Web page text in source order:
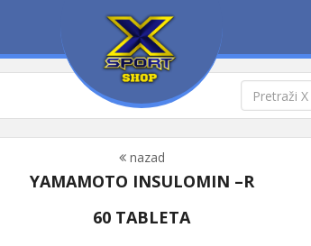
nazad
YAMAMOTO INSULOMIN –R
60 TABLETA